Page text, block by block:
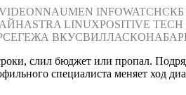
NAUMEN INFOWATCH
ASTRA LINUXPOSITIVE TECH
СЕГЕЖА ВКУСВИЛЛАСКОНА
слил бюджет или пропал.
специалиста меняет ход